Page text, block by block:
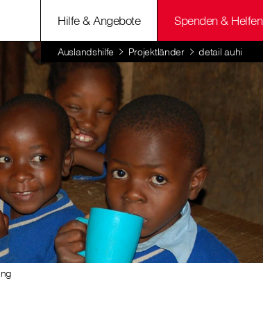
Hilfe & Angebote Spenden & Helfen
Auslandshilfe Projektländer detail auhi